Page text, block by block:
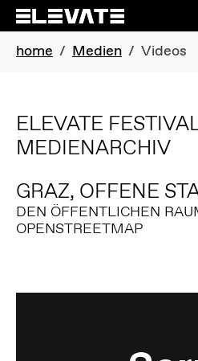
Skip to main navigation
Skip to main content
Skip to page footer
You are here:
home Medien Videos
ELEVATE
MEDIENARCHIV
GRAZ, OFFENE
DEN ÖFFENTLICHEN
OPENSTREETMAP